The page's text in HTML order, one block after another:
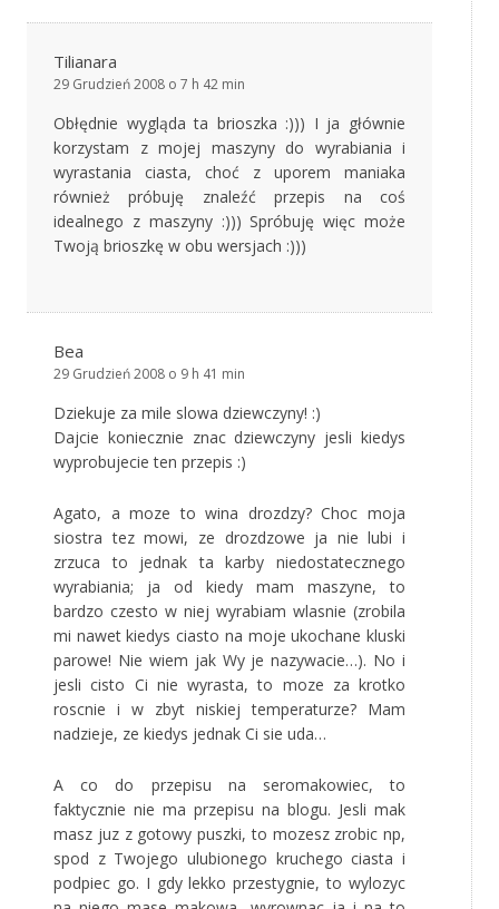
Tilianara
29 Grudzień 2008 o 7 h 42 min
Obłędnie wygląda ta brioszka :))) I ja głównie
korzystam z mojej maszyny do wyrabiania i
wyrastania ciasta, choć z uporem maniaka
również próbuję znaleźć przepis na coś
idealnego z maszyny :))) Spróbuję więc może
Twoją brioszkę w obu wersjach :)))
Bea
29 Grudzień 2008 o 9 h 41 min
Dziekuje za mile slowa dziewczyny! :)
Dajcie koniecznie znac dziewczyny jesli kiedys
wyprobujecie ten przepis :)
Agato, a moze to wina drozdzy? Choc moja
siostra tez mowi, ze drozdzowe ja nie lubi i
zrzuca to jednak ta karby niedostatecznego
wyrabiania; ja od kiedy mam maszyne, to
bardzo czesto w niej wyrabiam wlasnie (zrobila
mi nawet kiedys ciasto na moje ukochane kluski
parowe! Nie wiem jak Wy je nazywacie…). No i
jesli cisto Ci nie wyrasta, to moze za krotko
roscnie i w zbyt niskiej temperaturze? Mam
nadzieje, ze kiedys jednak Ci sie uda…
A co do przepisu na seromakowiec, to
faktycznie nie ma przepisu na blogu. Jesli mak
masz juz z gotowy puszki, to mozesz zrobic np,
spod z Twojego ulubionego kruchego ciasta i
podpiec go. I gdy lekko przestygnie, to wylozyc